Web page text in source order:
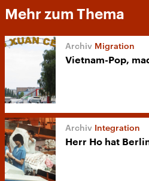
Mehr zum Thema
Migration
Vietnam-Pop,
Integration
Herr Ho hat